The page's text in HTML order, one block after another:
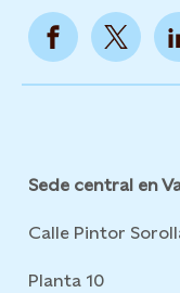
Sede central en
Calle Pintor
Planta 10